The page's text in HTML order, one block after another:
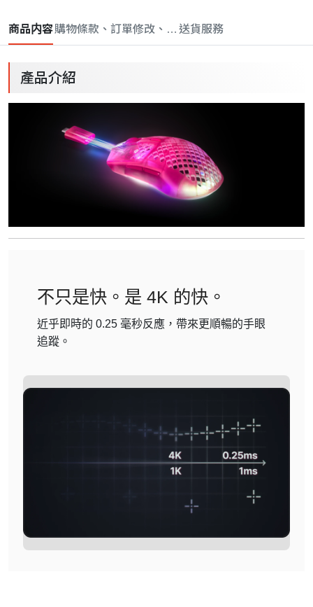
商品内容購物條款、訂單修改、取消與退款政策
送貨服務
產品介紹
不只是快。是 4K 的快。
近乎即時的 0.25 毫秒反應，帶來更順暢的手眼
追蹤。